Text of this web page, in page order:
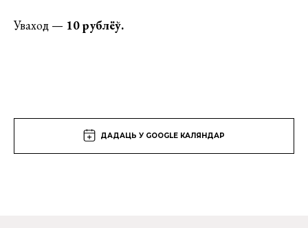
Уваход — 10 рублёў.
ДАДАЦЬ У GOOGLE КАЛЯНДАР